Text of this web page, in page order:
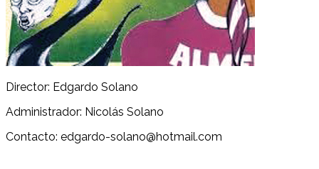
Director: Edgardo Solano
Administrador: Nicolás Solano
Contacto: edgardo-solano@hotmail.com